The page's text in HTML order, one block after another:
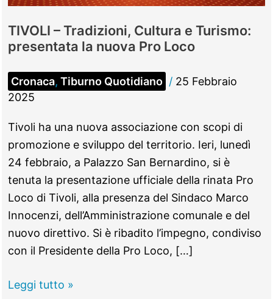
TIVOLI – Tradizioni, Cultura e Turismo:
presentata la nuova Pro Loco
Cronaca, Tiburno Quotidiano / 25 Febbraio
2025
Tivoli ha una nuova associazione con scopi di
promozione e sviluppo del territorio. Ieri, lunedì
24 febbraio, a Palazzo San Bernardino, si è
tenuta la presentazione ufficiale della rinata Pro
Loco di Tivoli, alla presenza del Sindaco Marco
Innocenzi, dell’Amministrazione comunale e del
nuovo direttivo. Si è ribadito l’impegno, condiviso
con il Presidente della Pro Loco, […]
TIVOLI
Leggi tutto »